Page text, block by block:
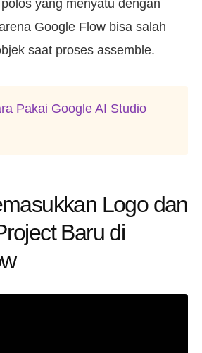
yang menyatu dengan
Google Flow bisa salah
saat proses assemble.
Pakai Google AI Studio
Logo dan
Baru di